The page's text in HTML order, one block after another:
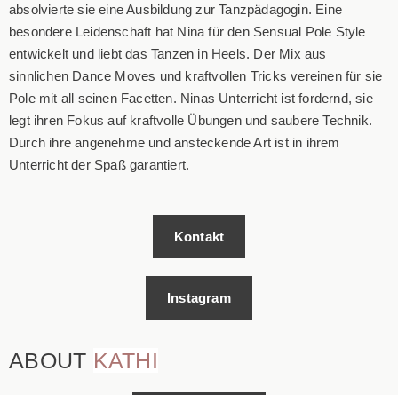
absolvierte sie eine Ausbildung zur Tanzpädagogin. Eine
besondere Leidenschaft hat Nina für den Sensual Pole Style
entwickelt und liebt das Tanzen in Heels. Der Mix aus
sinnlichen Dance Moves und kraftvollen Tricks vereinen für sie
Pole mit all seinen Facetten. Ninas Unterricht ist fordernd, sie
legt ihren Fokus auf kraftvolle Übungen und saubere Technik.
Durch ihre angenehme und ansteckende Art ist in ihrem
Unterricht der Spaß garantiert.
Kontakt
Instagram
ABOUT KATHI